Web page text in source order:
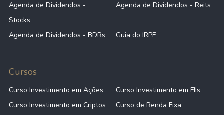
Agenda de Dividendos -
Stocks
Agenda de Dividendos - Reits
Agenda de Dividendos - BDRs Guia do IRPF
Cursos
Curso Investimento em Ações
Curso Investimento em FIIs
Curso Investimento em Criptos
Curso de Renda Fixa